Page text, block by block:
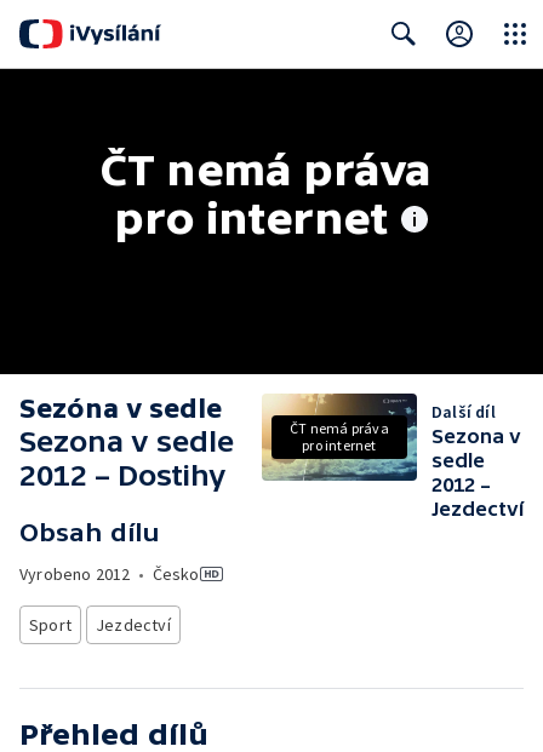
ČT nemá práva
pro internet
Sezóna v sedle
Sezona v sedle
2012 – Dostihy
Obsah dílu
Vyrobeno 2012 • Česko
Sport Jezdectví
ČT nemá práva
pro internet
Další díl
Sezona v
sedle
2012 –
Jezdectví
Přehled dílů